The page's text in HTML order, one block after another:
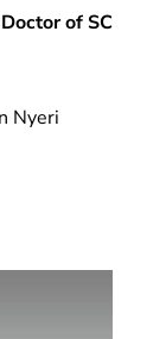
of SC
Nyeri